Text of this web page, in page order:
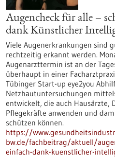
Augencheck für alle –
dank Künstlicher
Viele Augenerkrankungen sind
rechtzeitig erkannt werden.
Augenarzttermin ist an der
überhaupt in einer
Tübinger Start-up eye2you
Netzhautuntersuchungen
entwickelt, die auch Hausärzte,
Pflegekräfte anwenden und
schützen können.
https://
bw.de/fachbeitrag/aktuell/
einfach-dank-kuenstlicher-